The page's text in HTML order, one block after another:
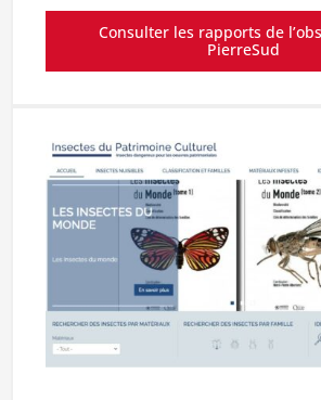
Consulter les rapports de
PierreSud